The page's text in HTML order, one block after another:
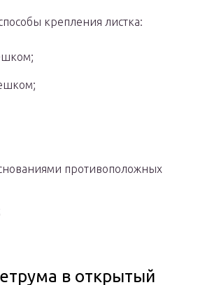
крепления листка:
противоположных
в открытый